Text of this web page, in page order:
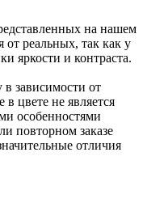
на нашем
от реальных, так как у
яркости и контраста.
в зависимости от
цвете не является
особенностями
повторном заказе
отличия